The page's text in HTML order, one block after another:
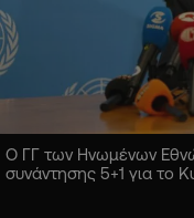
Ο ΓΓ των Ηνωμένων
συνάντησης 5+1 για το